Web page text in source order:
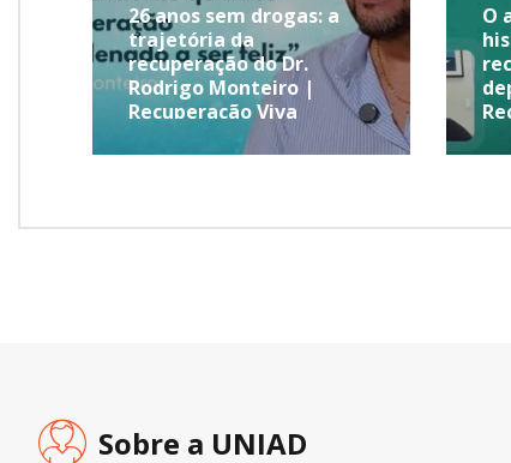
26 anos sem drogas: a
trajetória da
recuperação do Dr.
Rodrigo Monteiro |
Recuperação Viva
O
Sobre a UNIAD